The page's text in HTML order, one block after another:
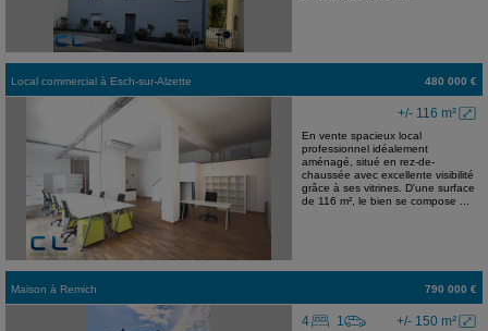
Local commercial à Esch-sur-Alzette 480 000 €
+/- 116 m²
En vente spacieux local
professionnel idéalement
aménagé, situé en rez-de-
chaussée avec excellente visibilité
grâce à ses vitrines. D'une surface
de 116 m², le bien se compose ...
Maison à Remich 790 000 €
+/- 150 m²
4 1